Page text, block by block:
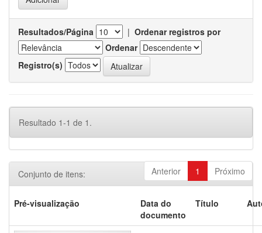
Resultados/Página | Ordenar registros por
Ordenar
Registro(s)
Resultado 1-1 de 1.
Anterior 1 Próximo
Conjunto de itens:
Pré-visualização
Data do
documento
Título